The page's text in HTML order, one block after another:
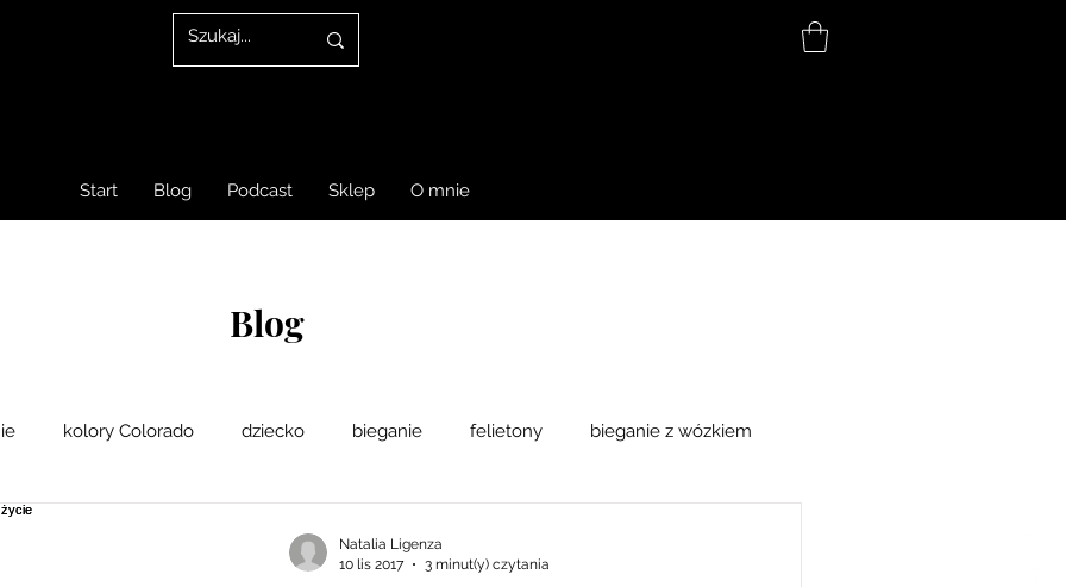
Start Blog Podcast Sklep O mnie
Blog
kolory Colorado dziecko bieganie felietony bieganie z wózkiem
Natalia Ligenza
10 lis 2017
3 minut(y) czytania